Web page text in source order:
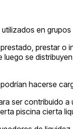
en
prestar
se
hacerse
ser contribuido
piscina cierta